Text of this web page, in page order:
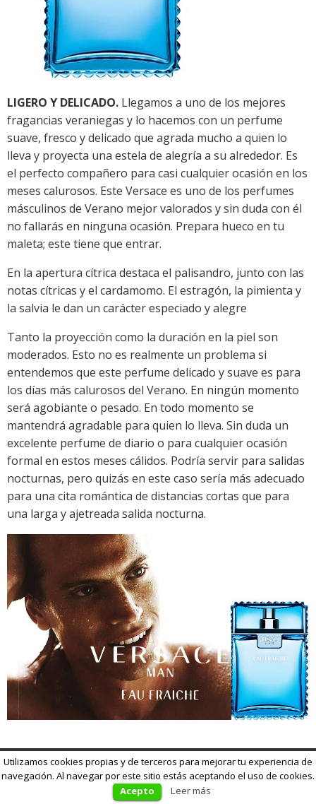
LIGERO Y DELICADO. Llegamos a uno de los mejores
fragancias veraniegas y lo hacemos con un perfume
suave, fresco y delicado que agrada mucho a quien lo
lleva y proyecta una estela de alegría a su alrededor. Es
el perfecto compañero para casi cualquier ocasión en los
meses calurosos. Este Versace es uno de los perfumes
másculinos de Verano mejor valorados y sin duda con él
no fallarás en ninguna ocasión. Prepara hueco en tu
maleta; este tiene que entrar.
En la apertura cítrica destaca el palisandro, junto con las
notas cítricas y el cardamomo. El estragón, la pimienta y
la salvia le dan un carácter especiado y alegre
Tanto la proyección como la duración en la piel son
moderados. Esto no es realmente un problema si
entendemos que este perfume delicado y suave es para
los días más calurosos del Verano. En ningún momento
será agobiante o pesado. En todo momento se
mantendrá agradable para quien lo lleva. Sin duda un
excelente perfume de diario o para cualquier ocasión
formal en estos meses cálidos. Podría servir para salidas
nocturnas, pero quizás en este caso sería más adecuado
para una cita romántica de distancias cortas que para
una larga y ajetreada salida nocturna.
1.Bvlgari Aqva pour Homme
Utilizamos cookies propias y de terceros para mejorar tu experiencia de
navegación. Al navegar por este sitio estás aceptando el uso de cookies.
Acepto
Leer más